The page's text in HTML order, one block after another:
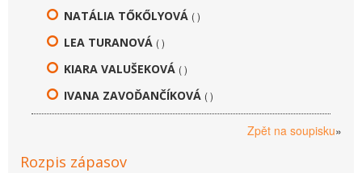
NATÁLIA TŐKŐLYOVÁ ( )
LEA TURANOVÁ ( )
KIARA VALUŠEKOVÁ ( )
IVANA ZAVOĎANČÍKOVÁ ( )
Zpět na soupisku»
Rozpis zápasov